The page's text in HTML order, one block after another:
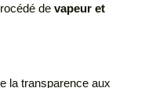
de vapeur et
la transparence aux